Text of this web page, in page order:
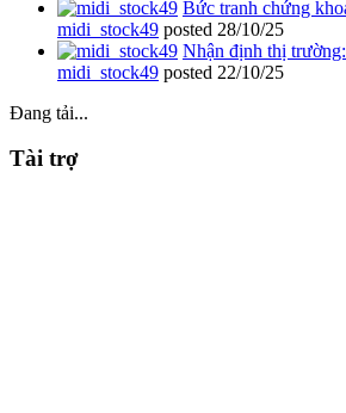
Bức tranh chứng
midi_stock49 posted 28/10/25
Nhận định thị
midi_stock49 posted 22/10/25
Đang tải...
Tài trợ